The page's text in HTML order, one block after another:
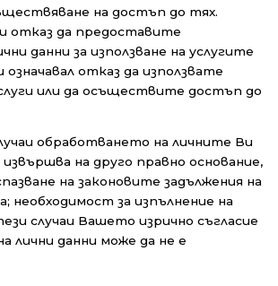
на достъп до тях.
отказ да предоставите
данни за използване на услугите
отказ да използвате
или да осъществите достъп до
обработването на личните Ви
на друго правно основание,
на законовите задължения на
необходимост за изпълнение на
случаи Вашето изрично съгласие
лични данни може да не е